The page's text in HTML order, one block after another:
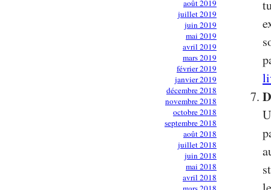
août 2019
juillet 2019
juin 2019
mai 2019
avril 2019
mars 2019
février 2019
janvier 2019
décembre 2018
novembre 2018
octobre 2018
septembre 2018
août 2018
juillet 2018
juin 2018
mai 2018
avril 2018